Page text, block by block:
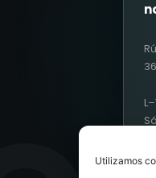
Utilizamos